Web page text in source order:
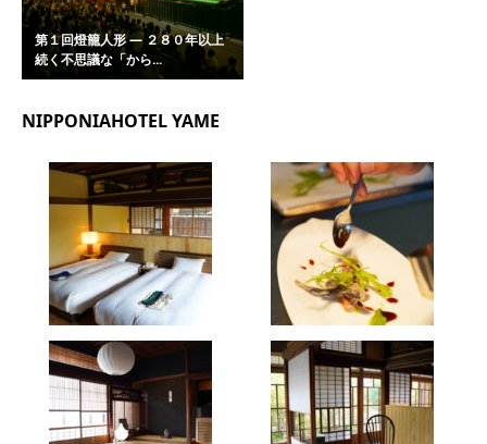
第１回燈籠人形 ― ２８０年以上
続く不思議な「から...
NIPPONIAHOTEL YAME